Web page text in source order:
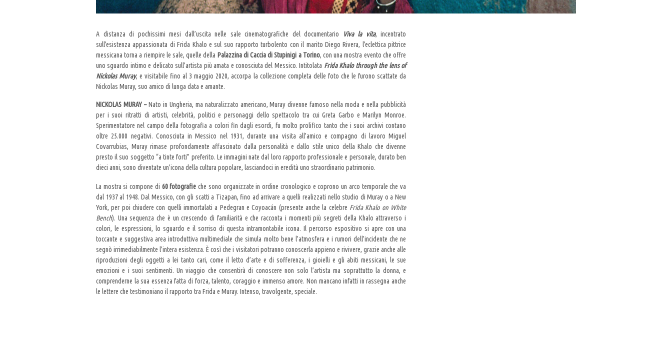
A distanza di pochissimi mesi dall’uscita nelle sale cinematografiche del documentario Viva la vita, incentrato
sull’esistenza appassionata di Frida Khalo e sul suo rapporto turbolento con il marito Diego Rivera, l’eclettica pittrice
messicana torna a riempire le sale, quelle della Palazzina di Caccia di Stupinigi a Torino, con una mostra evento che offre
uno sguardo intimo e delicato sull’artista più amata e conosciuta del Messico. Intitolata Frida Khalo through the lens of
Nickolas Muray, e visitabile fino al 3 maggio 2020, accorpa la collezione completa delle foto che le furono scattate da
Nickolas Muray, suo amico di lunga data e amante.
NICKOLAS MURAY –Nato in Ungheria, ma naturalizzato americano, Muray divenne famoso nella moda e nella pubblicità
per i suoi ritratti di artisti, celebrità, politici e personaggi dello spettacolo tra cui Greta Garbo e Marilyn Monroe.
Sperimentatore nel campo della fotografia a colori fin dagli esordi, fu molto prolifico tanto che i suoi archivi contano
oltre 25.000 negativi. Conosciuta in Messico nel 1931, durante una visita all’amico e compagno di lavoro Miguel
Covarrubias, Muray rimase profondamente affascinato dalla personalità e dallo stile unico della Khalo che divenne
presto il suo soggetto “a tinte forti” preferito. Le immagini nate dal loro rapporto professionale e personale, durato ben
dieci anni, sono diventate un’icona della cultura popolare, lasciandoci in eredità uno straordinario patrimonio.
La mostra si compone di 60 fotografie che sono organizzate in ordine cronologico e coprono un arco temporale che va
dal 1937 al 1948. Dal Messico, con gli scatti a Tizapan, fino ad arrivare a quelli realizzati nello studio di Muray o a New
York, per poi chiudere con quelli immortalati a Pedegran e Coyoacán (presente anche la celebre Frida Khalo on White
Bench). Una sequenza che è un crescendo di familiarità e che racconta i momenti più segreti della Khalo attraverso i
colori, le espressioni, lo sguardo e il sorriso di questa intramontabile icona. Il percorso espositivo si apre con una
toccante e suggestiva area introduttiva multimediale che simula molto bene l’atmosfera e i rumori dell’incidente che ne
segnò irrimediabilmente l’intera esistenza. È così che i visitatori potranno conoscerla appieno e rivivere, grazie anche alle
riproduzioni degli oggetti a lei tanto cari, come il letto d’arte e di sofferenza, i gioielli e gli abiti messicani, le sue
emozioni e i suoi sentimenti. Un viaggio che consentirà di conoscere non solo l’artista ma soprattutto la donna, e
comprenderne la sua essenza fatta di forza, talento, coraggio e immenso amore. Non mancano infatti in rassegna anche
le lettere che testimoniano il rapporto tra Frida e Muray. Intenso, travolgente, speciale.